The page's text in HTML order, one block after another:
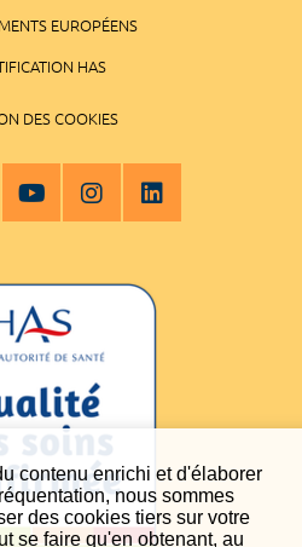
contenu enrichi et d'élaborer
nous sommes
des cookies tiers sur votre
se faire qu'en obtenant, au
EUROPÉENS
HAS
DES COOKIES